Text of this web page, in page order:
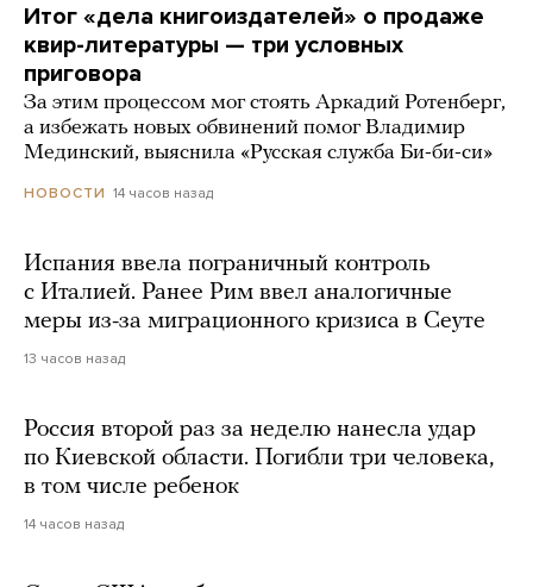
Итог «дела книгоиздателей» о продаже
квир-литературы — три условных
приговора
За этим процессом мог стоять Аркадий Ротенберг,
а избежать новых обвинений помог Владимир
Мединский, выяснила «Русская служба Би-би-си»
НОВОСТИ 14 часов назад
Испания ввела пограничный контроль
с Италией. Ранее Рим ввел аналогичные
меры из-за миграционного кризиса в Сеуте
13 часов назад
Россия второй раз за неделю нанесла удар
по Киевской области. Погибли три человека,
в том числе ребенок
14 часов назад